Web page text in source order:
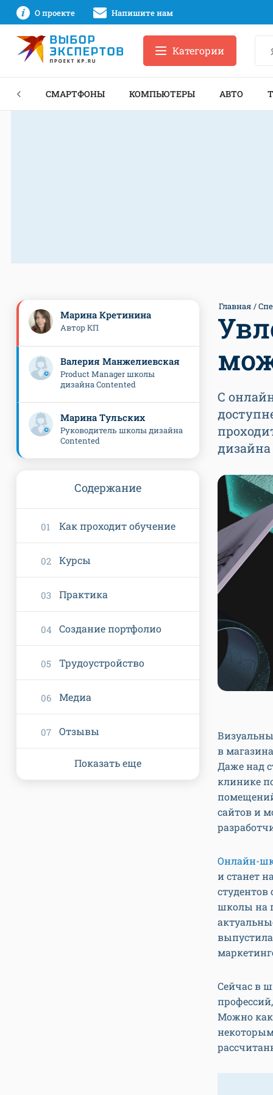
О проекте Напишите нам
Категории
СМАРТФОНЫ КОМПЬЮТЕРЫ АВТО
Главная
С
в
Даже над
клинике
сайтов и
Онлайн-
и станет
школы на
выпустила
Сейчас в
Можно как
Марина Кретинина
Автор КП
Валерия Манжелиевская
Product Manager школы
дизайна Contented
Марина Тульских
Руководитель школы дизайна
Contented
Содержание
Как проходит обучение
Курсы
Практика
Создание портфолио
Трудоустройство
Медиа
Отзывы
Показать еще